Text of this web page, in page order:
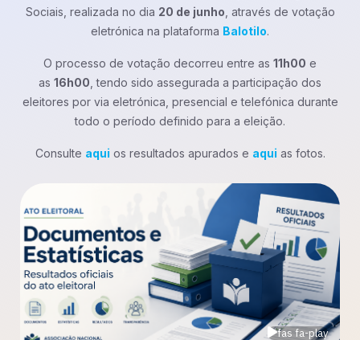
Sociais, realizada no dia 20 de junho , através de votação
eletrónica na plataforma Balotilo.
O processo de votação decorreu entre as 11h00 e
as 16h00 , tendo sido assegurada a participação dos
eleitores por via eletrónica, presencial e telefónica durante
todo o período definido para a eleição.
Consulte aqui os resultados apurados e aqui as fotos.
fas fa-play